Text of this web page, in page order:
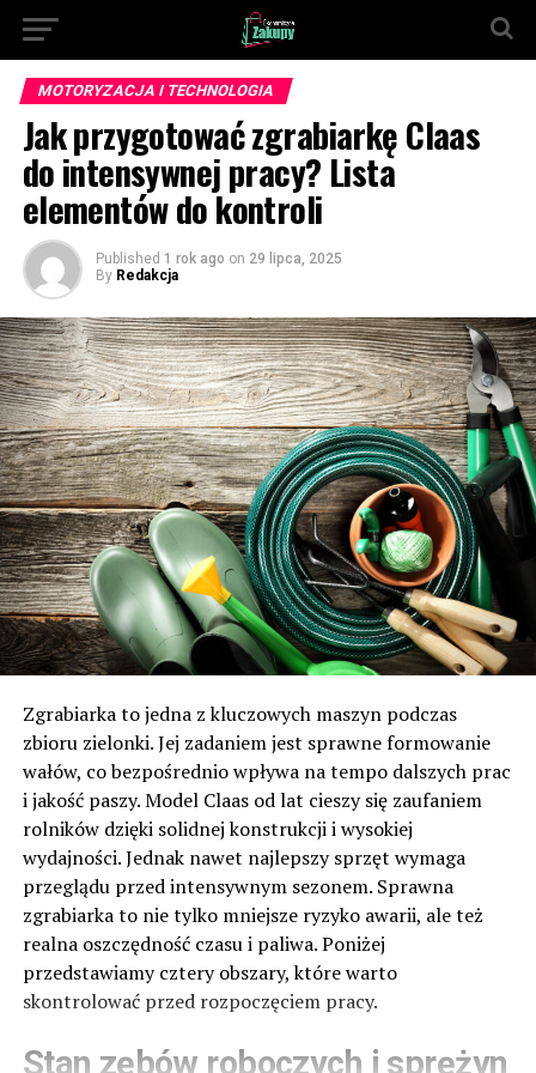
MOTORYZACJA I TECHNOLOGIA
Jak przygotować zgrabiarkę Claas
do intensywnej pracy? Lista
elementów do kontroli
Published 1 rok ago on 29 lipca, 2025
By Redakcja
Zgrabiarka to jedna z kluczowych maszyn podczas
zbioru zielonki. Jej zadaniem jest sprawne formowanie
wałów, co bezpośrednio wpływa na tempo dalszych prac
i jakość paszy. Model Claas od lat cieszy się zaufaniem
rolników dzięki solidnej konstrukcji i wysokiej
wydajności. Jednak nawet najlepszy sprzęt wymaga
przeglądu przed intensywnym sezonem. Sprawna
zgrabiarka to nie tylko mniejsze ryzyko awarii, ale też
realna oszczędność czasu i paliwa. Poniżej
przedstawiamy cztery obszary, które warto
skontrolować przed rozpoczęciem pracy.
Stan zębów roboczych i sprężyn